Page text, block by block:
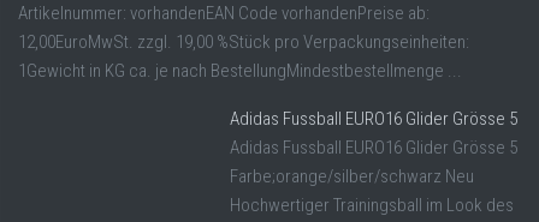
Artikelnummer: vorhandenEAN Code vorhandenPreise ab:
12,00EuroMwSt. zzgl. 19,00 %Stück pro Verpackungseinheiten:
1Gewicht in KG ca. je nach BestellungMindestbestellmenge ...
Adidas Fussball EURO16 Glider Grösse 5
Adidas Fussball EURO16 Glider Grösse 5
Farbe;orange/silber/schwarz Neu
Hochwertiger Trainingsball im Look des